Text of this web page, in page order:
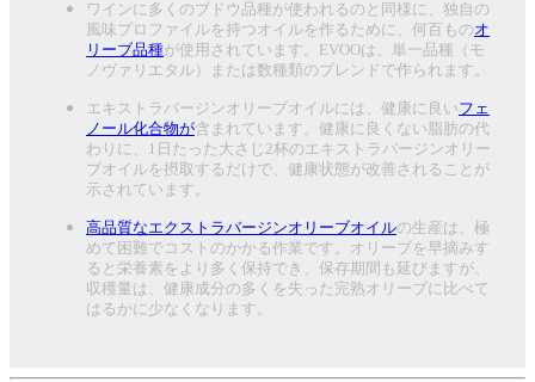
ワインに多くのブドウ品種が使われるのと同様に、独自の
風味プロファイルを持つオイルを作るために、何百ものオ
リーブ品種が使用されています。EVOOは、単一品種（モ
ノヴァリエタル）または数種類のブレンドで作られます。
エキストラバージンオリーブオイルには、健康に良いフェ
ノール化合物が含まれています。健康に良くない脂肪の代
わりに、1日たった大さじ2杯のエキストラバージンオリー
ブオイルを摂取するだけで、健康状態が改善されることが
示されています。
高品質なエクストラバージンオリーブオイルの生産は、極
めて困難でコストのかかる作業です。オリーブを早摘みす
ると栄養素をより多く保持でき、保存期間も延びますが、
収穫量は、健康成分の多くを失った完熟オリーブに比べて
はるかに少なくなります。